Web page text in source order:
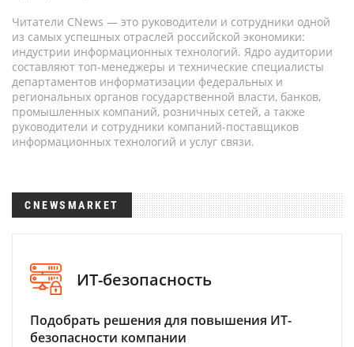
Читатели CNews — это руководители и сотрудники одной
из самых успешных отраслей российской экономики:
индустрии информационных технологий. Ядро аудитории
составляют топ-менеджеры и технические специалисты
департаментов информатизации федеральных и
региональных органов государственной власти, банков,
промышленных компаний, розничных сетей, а также
руководители и сотрудники компаний-поставщиков
информационных технологий и услуг связи.
CNEWSMARKET
ИТ-безопасность
Подобрать решения для повышения ИТ-
безопасности компании